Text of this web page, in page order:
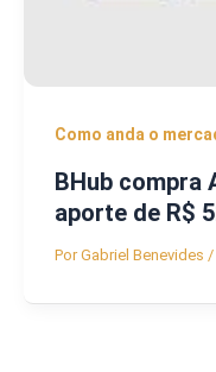
Como anda o
BHub compra
aporte de R$
PorGabriel Benevides /